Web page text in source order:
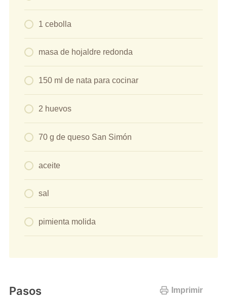
1 cebolla
masa de hojaldre redonda
150 ml de nata para cocinar
2 huevos
70 g de queso San Simón
aceite
sal
pimienta molida
Imprimir
Pasos